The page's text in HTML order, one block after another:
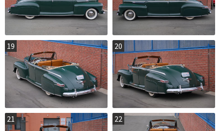
19 20
21 22